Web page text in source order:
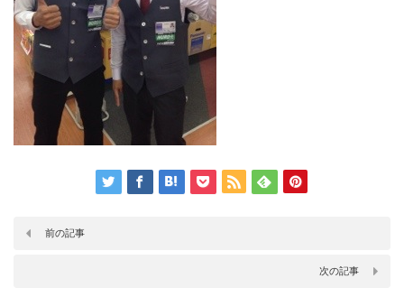
前の記事
次の記事